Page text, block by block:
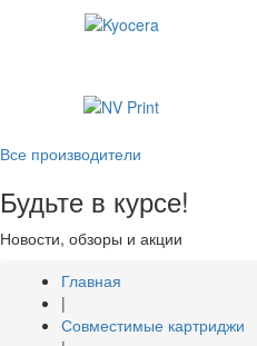
Все производители
Будьте в курсе!
Новости, обзоры и акции
Главная
|
Совместимые картриджи